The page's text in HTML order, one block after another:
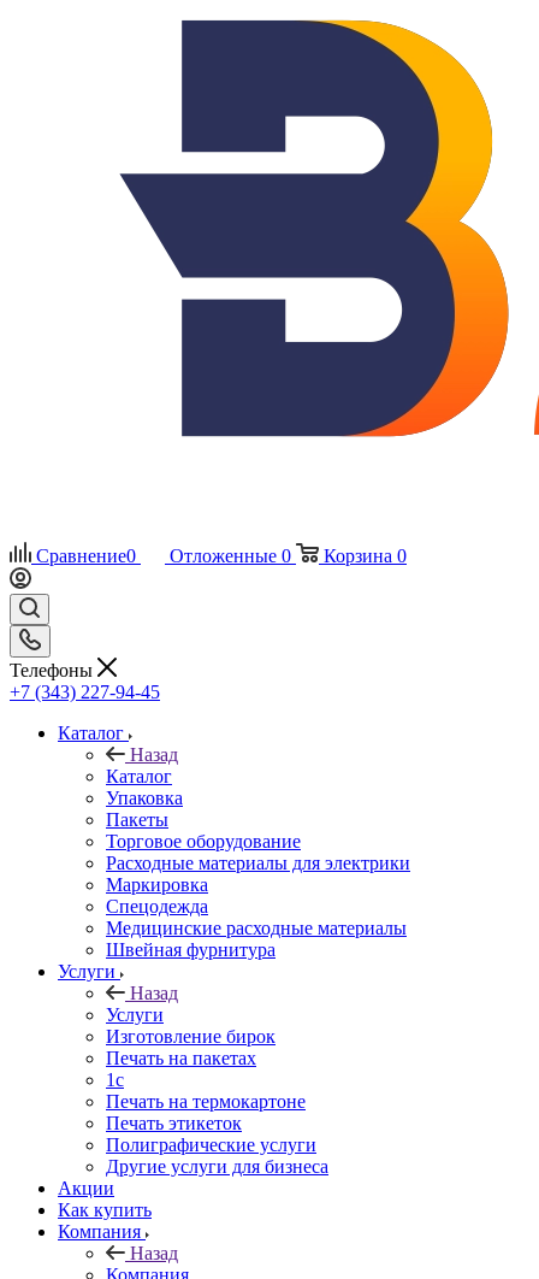
Сравнение0 Отложенные 0 Корзина 0
Телефоны
+7 (343) 227-94-45
Каталог
Назад
Каталог
Упаковка
Пакеты
Торговое оборудование
Расходные материалы для электрики
Маркировка
Спецодежда
Медицинские расходные материалы
Швейная фурнитура
Услуги
Назад
Услуги
Изготовление бирок
Печать на пакетах
1c
Печать на термокартоне
Печать этикеток
Полиграфические услуги
Другие услуги для бизнеса
Акции
Как купить
Компания
Назад
Компания